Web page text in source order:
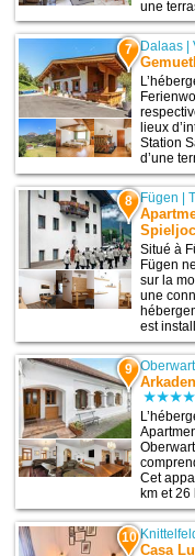
une
7 Dalaas |
lieux
Station
d’une
8 Fügen |
Situé à
Fügen
sur la
une
est
9 Oberwart
Cet
km et 26
10
Casa